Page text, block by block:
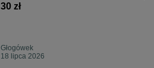
30 zł
Głogówek
18 lipca 2026